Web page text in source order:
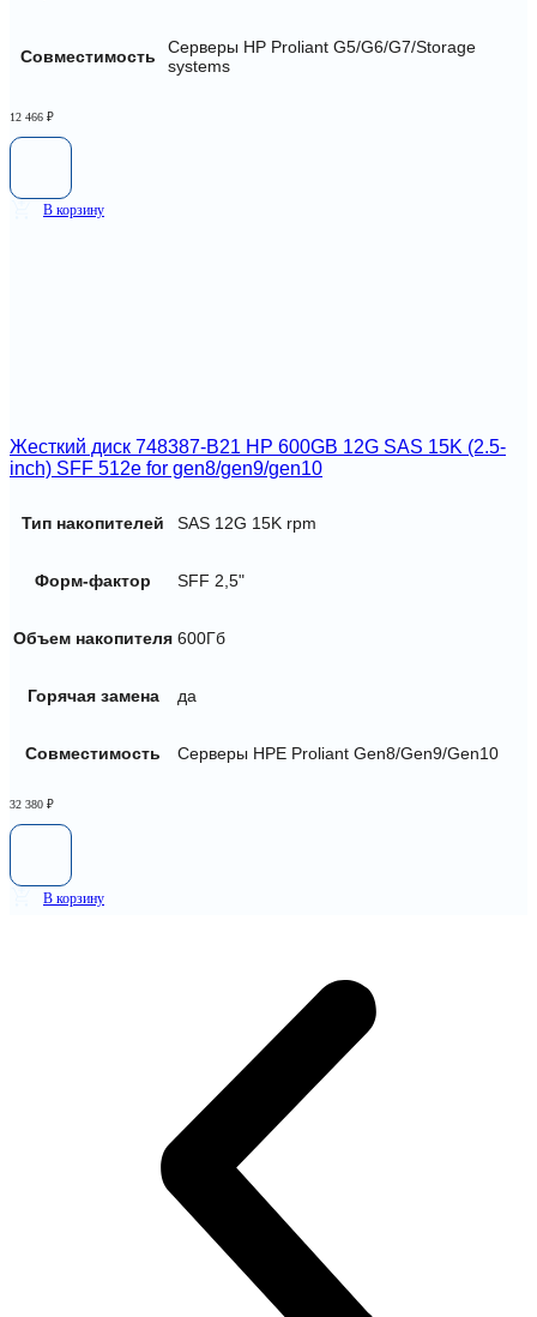
Совместимость
Серверы HP Proliant G5/G6/G7/Storage
systems
12 466 ₽
В корзину
Жесткий диск 748387-B21 HP 600GB 12G SAS 15K (2.5-
inch) SFF 512e for gen8/gen9/gen10
Тип накопителей SAS 12G 15K rpm
Форм-фактор SFF 2,5"
Объем накопителя 600Гб
Горячая замена да
Совместимость Серверы HPE Proliant Gen8/Gen9/Gen10
32 380 ₽
В корзину